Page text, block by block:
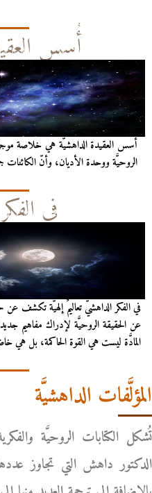
أُسس
أُسس العقيدة الداهشيّة هي خلاصة
الروحيَّة ووحدة الأديان، وأنّ الكائنات
في
في الفكر الداهشيّ تعاليمٌ إلهيَّة تكشف عن
عن الحقيقة الروحيَّة لإدراك مفاهيم
المادَّة ليست هي القوة الحاكمة، بل هي
المؤلَّفات الداهشيَّة
تُشكل الكتابات الروحيَّة
الدكتور داهش التي تجاوز عددها